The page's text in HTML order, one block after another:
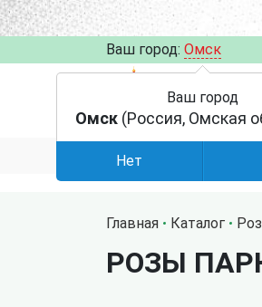
Ваш город: Омск
Главная Каталог
РОЗЫ
Ваш город
Омск (Россия, Омская
Нет